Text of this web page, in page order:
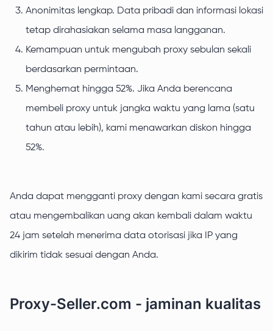
Anonimitas lengkap. Data pribadi dan informasi lokasi
tetap dirahasiakan selama masa langganan.
Kemampuan untuk mengubah proxy sebulan sekali
berdasarkan permintaan.
Menghemat hingga 52%. Jika Anda berencana
membeli proxy untuk jangka waktu yang lama (satu
tahun atau lebih), kami menawarkan diskon hingga
52%.
Anda dapat mengganti proxy dengan kami secara gratis
atau mengembalikan uang akan kembali dalam waktu
24 jam setelah menerima data otorisasi jika IP yang
dikirim tidak sesuai dengan Anda.
Proxy-Seller.com - jaminan kualitas